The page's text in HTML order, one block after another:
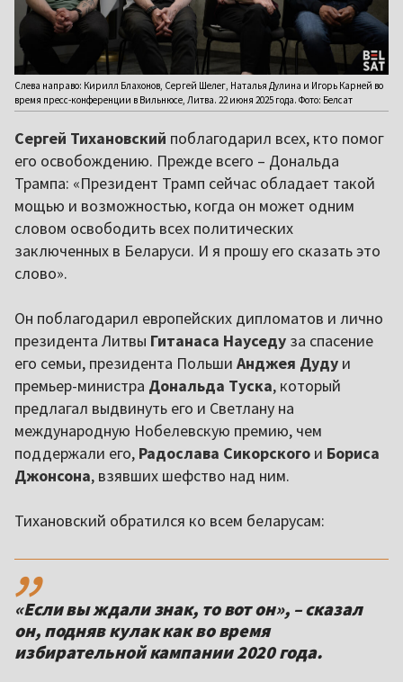
Слева направо: Кирилл Блахонов, Сергей Шелег, Наталья Дулина и Игорь Карней во
время пресс-конференции в Вильнюсе, Литва. 22 июня 2025 года. Фото: Белсат
Сергей Тихановский поблагодарил всех, кто помог
его освобождению. Прежде всего – Дональда
Трампа: «Президент Трамп сейчас обладает такой
мощью и возможностью, когда он может одним
словом освободить всех политических
заключенных в Беларуси. И я прошу его сказать это
слово».
Он поблагодарил европейских дипломатов и лично
президента Литвы Гитанаса Науседу за спасение
его семьи, президента Польши Анджея Дуду и
премьер-министра Дональда Туска, который
предлагал выдвинуть его и Светлану на
международную Нобелевскую премию, чем
поддержали его, Радослава Сикорского и Бориса
Джонсона, взявших шефство над ним.
Тихановский обратился ко всем беларусам:
,,
«Если вы ждали знак, то вот он», – сказал
он, подняв кулак как во время
избирательной кампании 2020 года.